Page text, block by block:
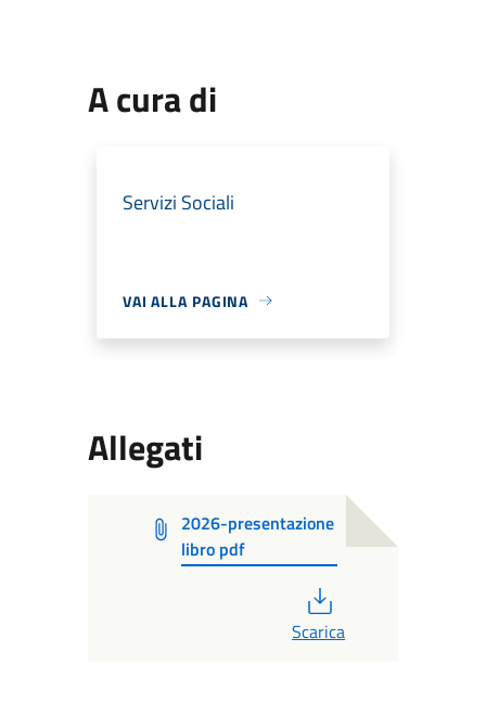
A cura di
Servizi Sociali
VAI ALLA PAGINA
Allegati
2026-presentazione
libro pdf
Scarica